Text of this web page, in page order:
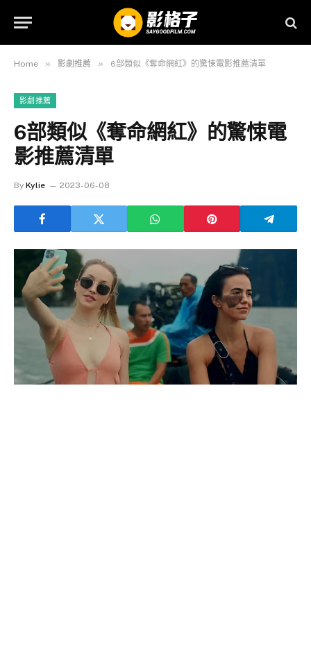
Home » 影劇推薦 » 6部類似《奪命網紅》的驚悚電影推薦清單
影劇推薦
6部類似《奪命網紅》的驚悚電
影推薦清單
By Kylie 2023-06-08